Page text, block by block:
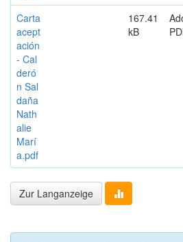
Carta
acept
ación
- Cal
deró
n Sal
daña
Nath
alie
Marí
a.pdf
167.41
kB
Zur Langanzeige